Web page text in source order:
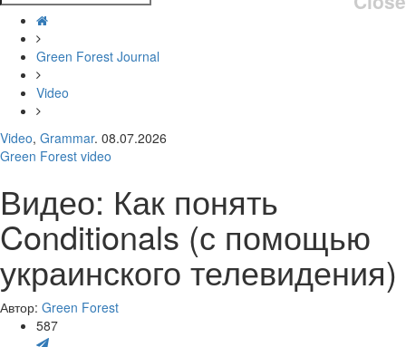
Green Forest Journal
Video
Video, Grammar. 08.07.2026
Green Forest video
Видео: Как понять
Conditionals (с помощью
украинского телевидения)
Автор: Green Forest
587